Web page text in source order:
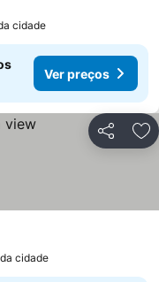
cidade
Ver preços
Partilhar
cidade